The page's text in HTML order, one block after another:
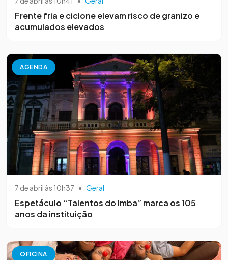
Frente fria e ciclone elevam risco de granizo e
acumulados elevados
AGENDA
7 de abril às 10h37 • Geral
Espetáculo “Talentos do Imba” marca os 105
anos da instituição
OFICINA